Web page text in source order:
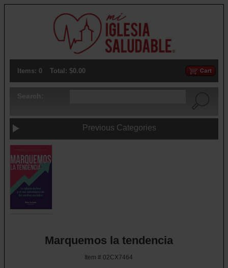
Items: 0 Total: $0.00
Previous Categories
Marquemos la tendencia
Item # 02CX7464